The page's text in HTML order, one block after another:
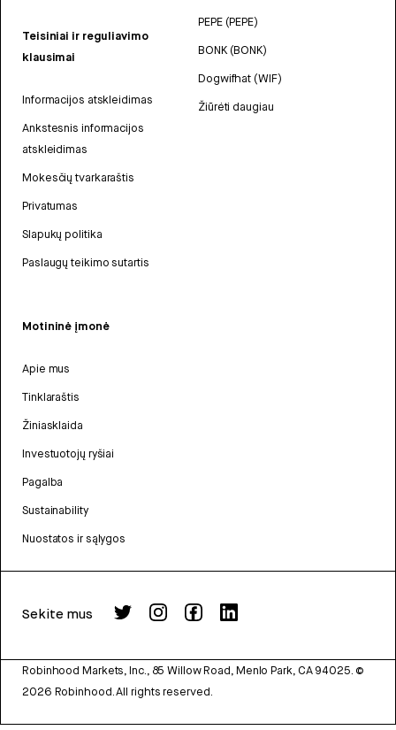
Teisiniai ir reguliavimo
klausimai
Informacijos atskleidimas
Ankstesnis informacijos
atskleidimas
Mokesčių tvarkaraštis
Privatumas
Slapukų politika
Paslaugų teikimo sutartis
PEPE (PEPE)
BONK (BONK)
Dogwifhat (WIF)
Žiūrėti daugiau
Motininė įmonė
Apie mus
Tinklaraštis
Žiniasklaida
Investuotojų ryšiai
Pagalba
Sustainability
Nuostatos ir sąlygos
Sekite mus
Robinhood Markets, Inc., 85 Willow Road, Menlo Park, CA 94025. ©
2026 Robinhood. All rights reserved.